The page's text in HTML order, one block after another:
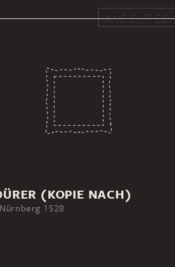
ANSICHT
(KOPIE NACH)
1528